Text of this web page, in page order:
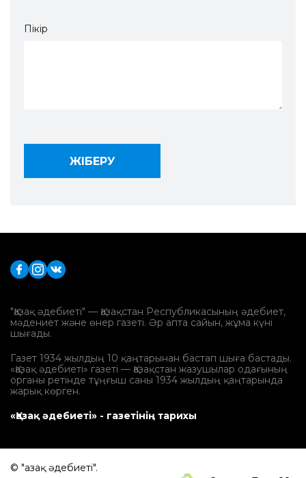
Пікір
"Қазақ әдебиеті" — Қазақстан Республикасының әдебиет,
мәдениет және өнер газеті. Әр апта сайын, жұма күні
шығады.
Газет 1934 жылдың 10 қаңтарынан бастап шыға бастады.
«Қазақ әдебиеті» газеті — Қазақстан жазушылар одағының
органы ретінде тұңғыш саны 1934 жылдың қаңтарында
жарық көрген.
«Қазақ әдебиеті» - газетінің тарихы
© "Қазақ әдебиеті".